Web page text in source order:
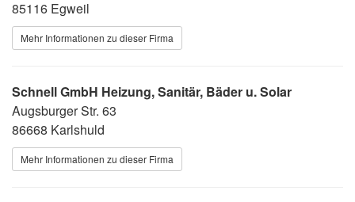
85116 Egweil
Mehr Informationen zu dieser Firma
Schnell GmbH Heizung, Sanitär, Bäder u. Solar
Augsburger Str. 63
86668 Karlshuld
Mehr Informationen zu dieser Firma